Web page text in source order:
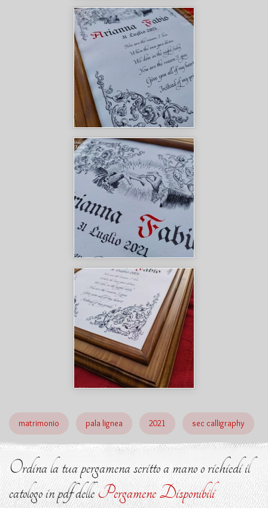
matrimonio pala lignea 2021 sec calligraphy
Ordina la tua pergamena scritto a mano o richiedi il
catologo in pdf dellePergamene Disponibili